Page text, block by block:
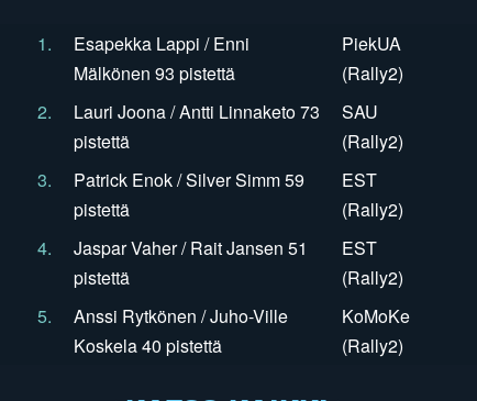
1.
Esapekka Lappi / Enni
Mälkönen 93 pistettä
PiekUA
(Rally2)
2.
Lauri Joona / Antti Linnaketo 73
pistettä
SAU
(Rally2)
3.
Patrick Enok / Silver Simm 59
pistettä
EST
(Rally2)
4.
Jaspar Vaher / Rait Jansen 51
pistettä
EST
(Rally2)
5.
Anssi Rytkönen / Juho-Ville
Koskela 40 pistettä
KoMoKe
(Rally2)